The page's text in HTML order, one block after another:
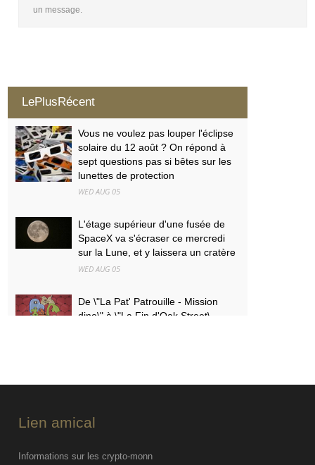
un message.
LePlusRécent
Vous ne voulez pas louper l'éclipse
solaire du 12 août ? On répond à
sept questions pas si bêtes sur les
lunettes de protection
WED AUG 05
L'étage supérieur d'une fusée de
SpaceX va s'écraser ce mercredi
sur la Lune, et y laissera un cratère
WED AUG 05
De \"La Pat' Patrouille - Mission
dino\" à \"La Fin d'Oak Street\
Lien amical
Informations sur les crypto-monn